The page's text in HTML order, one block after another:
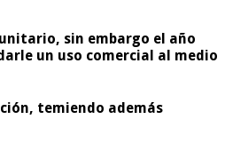
sin embargo el año
un uso comercial al medio
temiendo además